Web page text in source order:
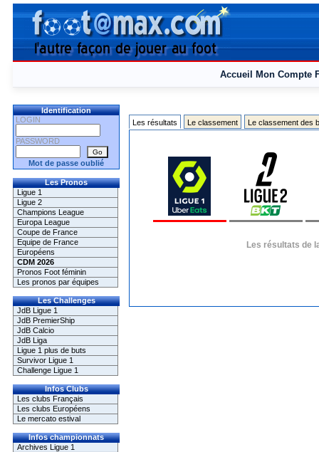
Accueil Mon Compte
Identification
LOGIN
PASSWORD
Mot de passe oublié
Les Pronos
Ligue 1
Ligue 2
Champions League
Europa League
Coupe de France
Equipe de France
Européens
CDM 2026
Pronos Foot féminin
Les pronos par équipes
Les Challenges
JdB Ligue 1
JdB PremierShip
JdB Calcio
JdB Liga
Ligue 1 plus de buts
Survivor Ligue 1
Challenge Ligue 1
Infos Clubs
Les clubs Français
Les clubs Européens
Le mercato estival
Infos championnats
Archives Ligue 1
Les résultats Le classement Le classement des
Les résultats de